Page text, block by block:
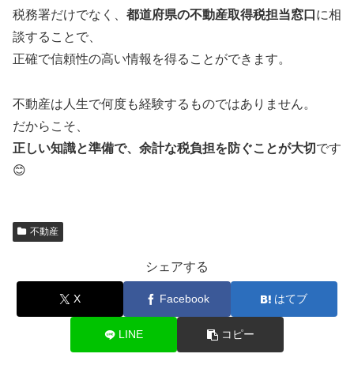
税務署だけでなく、 都道府県の不動産取得税担当窓口 に相
談することで、
正確で信頼性の高い情報を得ることができます。
不動産は人生で何度も経験するものではありません。
だからこそ、
正しい知識と準備で、余計な税負担を防ぐことが大切 です
😊
不動産
シェアする
X Facebook はてブ
LINE コピー